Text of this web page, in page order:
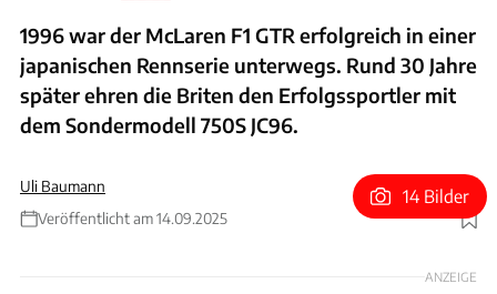
1996 war der McLaren F1 GTR erfolgreich in einer
japanischen Rennserie unterwegs. Rund 30 Jahre
später ehren die Briten den Erfolgssportler mit
dem Sondermodell 750S JC96.
Uli Baumann
Veröffentlicht am 14.09.2025
Foto: McLaren
14 Bilder
ANZEIGE